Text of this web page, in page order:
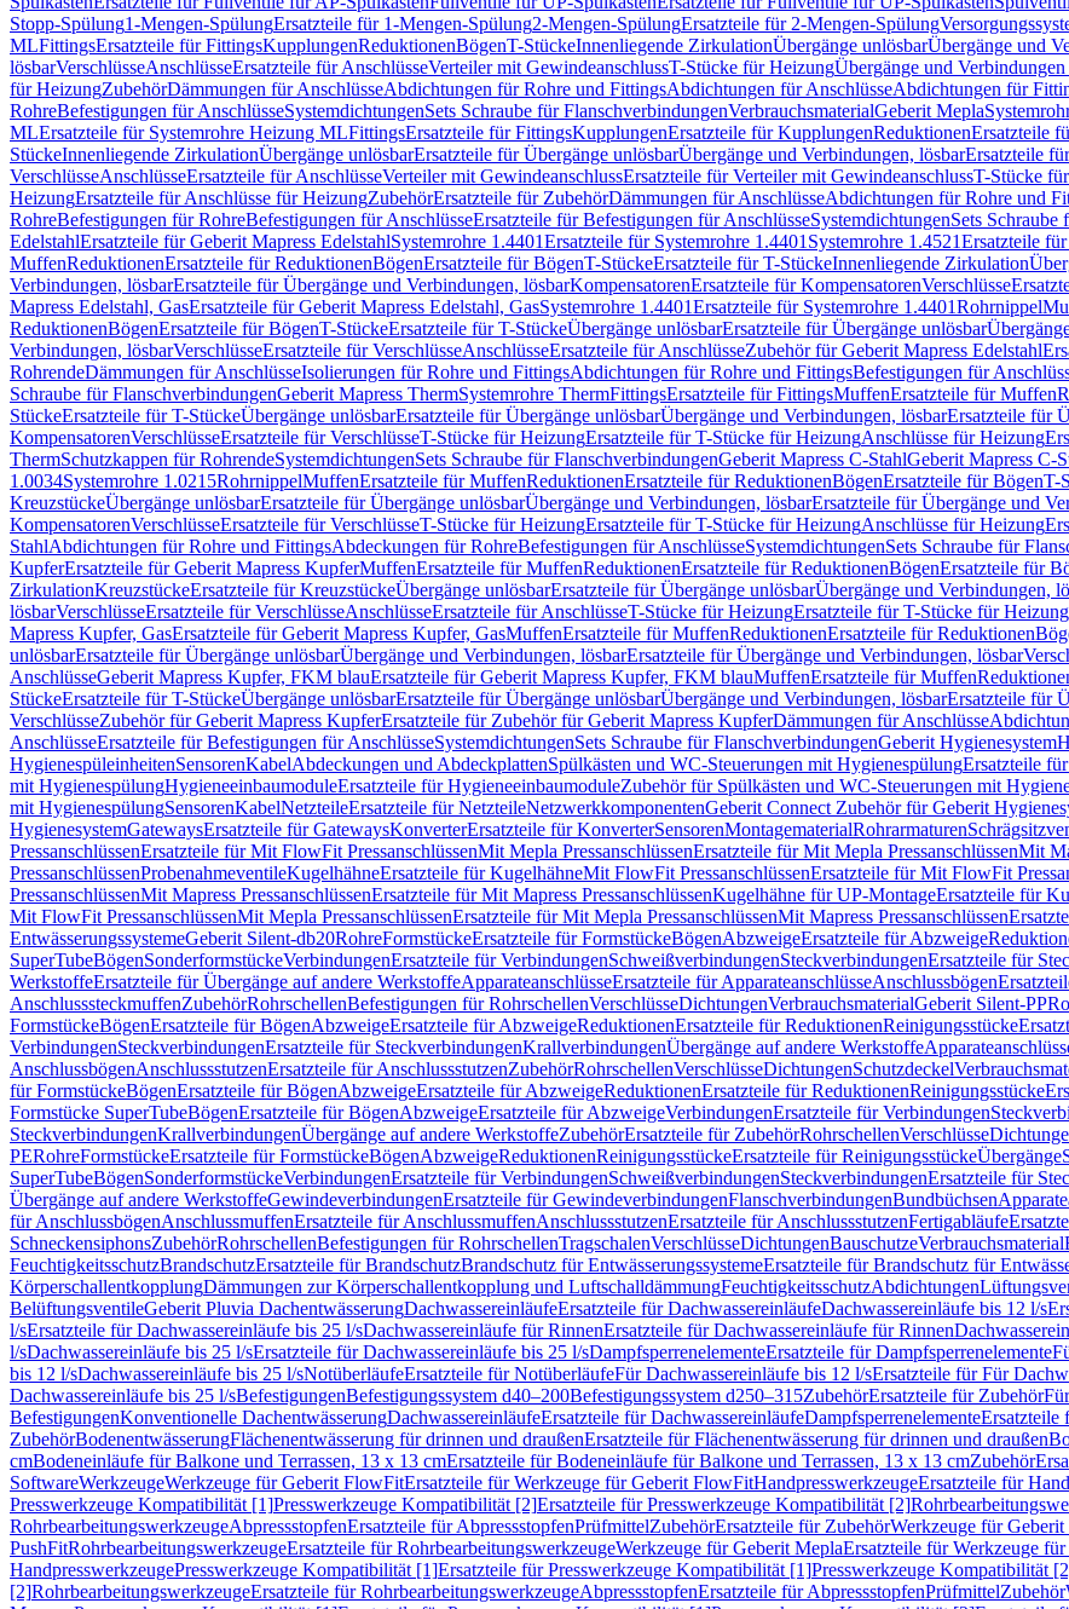
Stopp-Spülung1-Mengen-SpülungErsatzteile für 1-Mengen-Spülung2-Mengen-SpülungErsatzteile für 2-Mengen-Spülung
MLFittingsErsatzteile für FittingsKupplungenReduktionenBögenT-StückeInnenliegende ZirkulationÜbergänge unlösbarÜbergänge und
lösbarVerschlüsseAnschlüsseErsatzteile für AnschlüsseVerteiler mit GewindeanschlussT-Stücke für HeizungÜbergänge und
für HeizungZubehörDämmungen für AnschlüsseAbdichtungen für Rohre und FittingsAbdichtungen für AnschlüsseAbdichtungen für
RohreBefestigungen für AnschlüsseSystemdichtungenSets Schraube für FlanschverbindungenVerbrauchsmaterialGeberit Mepla
MLErsatzteile für Systemrohre Heizung MLFittingsErsatzteile für FittingsKupplungenErsatzteile für KupplungenReduktionenErsatzteile
StückeInnenliegende ZirkulationÜbergänge unlösbarErsatzteile für Übergänge unlösbarÜbergänge und Verbindungen, lösbarErsatzteile
VerschlüsseAnschlüsseErsatzteile für AnschlüsseVerteiler mit GewindeanschlussErsatzteile für Verteiler mit GewindeanschlussT-Stücke
HeizungErsatzteile für Anschlüsse für HeizungZubehörErsatzteile für ZubehörDämmungen für AnschlüsseAbdichtungen für Rohre und
RohreBefestigungen für RohreBefestigungen für AnschlüsseErsatzteile für Befestigungen für AnschlüsseSystemdichtungenSets Schraube
EdelstahlErsatzteile für Geberit Mapress EdelstahlSystemrohre 1.4401Ersatzteile für Systemrohre 1.4401 Systemrohre 1.4521Ersatzteile
MuffenReduktionenErsatzteile für ReduktionenBögenErsatzteile für BögenT-StückeErsatzteile für T-StückeInnenliegende Zirkulation
Verbindungen, lösbarErsatzteile für Übergänge und Verbindungen, lösbarKompensatorenErsatzteile für KompensatorenVerschlüsse
Mapress Edelstahl, GasErsatzteile für Geberit Mapress Edelstahl, GasSystemrohre 1.4401Ersatzteile für Systemrohre 1.4401Rohrnippel
ReduktionenBögenErsatzteile für BögenT-StückeErsatzteile für T-StückeÜbergänge unlösbarErsatzteile für Übergänge unlösbar
Verbindungen, lösbarVerschlüsseErsatzteile für VerschlüsseAnschlüsseErsatzteile für AnschlüsseZubehör für Geberit Mapress Edelstahl
RohrendeDämmungen für AnschlüsseIsolierungen für Rohre und FittingsAbdichtungen für Rohre und FittingsBefestigungen für
Schraube für FlanschverbindungenGeberit Mapress ThermSystemrohre ThermFittingsErsatzteile für FittingsMuffenErsatzteile für Muffen
StückeErsatzteile für T-StückeÜbergänge unlösbarErsatzteile für Übergänge unlösbarÜbergänge und Verbindungen, lösbarErsatzteile für
KompensatorenVerschlüsseErsatzteile für VerschlüsseT-Stücke für HeizungErsatzteile für T-Stücke für HeizungAnschlüsse für Heizung
ThermSchutzkappen für RohrendeSystemdichtungenSets Schraube für FlanschverbindungenGeberit Mapress C-StahlGeberit Mapress C-
1.0034Systemrohre 1.0215RohrnippelMuffenErsatzteile für MuffenReduktionenErsatzteile für ReduktionenBögenErsatzteile für BögenT-
KreuzstückeÜbergänge unlösbarErsatzteile für Übergänge unlösbarÜbergänge und Verbindungen, lösbarErsatzteile für Übergänge und
KompensatorenVerschlüsseErsatzteile für VerschlüsseT-Stücke für HeizungErsatzteile für T-Stücke für HeizungAnschlüsse für Heizung
StahlAbdichtungen für Rohre und FittingsAbdeckungen für RohreBefestigungen für AnschlüsseSystemdichtungenSets Schraube für
KupferErsatzteile für Geberit Mapress KupferMuffenErsatzteile für MuffenReduktionenErsatzteile für ReduktionenBögenErsatzteile für
ZirkulationKreuzstückeErsatzteile für KreuzstückeÜbergänge unlösbarErsatzteile für Übergänge unlösbarÜbergänge und Verbindungen,
lösbarVerschlüsseErsatzteile für VerschlüsseAnschlüsseErsatzteile für AnschlüsseT-Stücke für HeizungErsatzteile für T-Stücke für Heizung
Mapress Kupfer, GasErsatzteile für Geberit Mapress Kupfer, GasMuffenErsatzteile für MuffenReduktionenErsatzteile für Reduktionen
unlösbarErsatzteile für Übergänge unlösbarÜbergänge und Verbindungen, lösbarErsatzteile für Übergänge und Verbindungen, lösbar
AnschlüsseGeberit Mapress Kupfer, FKM blauErsatzteile für Geberit Mapress Kupfer, FKM blauMuffenErsatzteile für Muffen
StückeErsatzteile für T-StückeÜbergänge unlösbarErsatzteile für Übergänge unlösbarÜbergänge und Verbindungen, lösbarErsatzteile für
VerschlüsseZubehör für Geberit Mapress KupferErsatzteile für Zubehör für Geberit Mapress KupferDämmungen für Anschlüsse
AnschlüsseErsatzteile für Befestigungen für AnschlüsseSystemdichtungenSets Schraube für FlanschverbindungenGeberit Hygienesystem
HygienespüleinheitenSensorenKabelAbdeckungen und AbdeckplattenSpülkästen und WC-Steuerungen mit HygienespülungErsatzteile
mit HygienespülungHygieneeinbaumoduleErsatzteile für HygieneeinbaumoduleZubehör für Spülkästen und WC-Steuerungen mit
mit HygienespülungSensorenKabelNetzteileErsatzteile für NetzteileNetzwerkkomponentenGeberit Connect Zubehör für Geberit
HygienesystemGatewaysErsatzteile für GatewaysKonverterErsatzteile für KonverterSensorenMontagematerialRohrarmaturen
PressanschlüssenErsatzteile für Mit FlowFit PressanschlüssenMit Mepla PressanschlüssenErsatzteile für Mit Mepla PressanschlüssenMit
PressanschlüssenProbenahmeventileKugelhähneErsatzteile für KugelhähneMit FlowFit PressanschlüssenErsatzteile für Mit FlowFit
PressanschlüssenMit Mapress PressanschlüssenErsatzteile für Mit Mapress PressanschlüssenKugelhähne für UP-MontageErsatzteile für
Mit FlowFit PressanschlüssenMit Mepla PressanschlüssenErsatzteile für Mit Mepla PressanschlüssenMit Mapress Pressanschlüssen
EntwässerungssystemeGeberit Silent-db20RohreFormstückeErsatzteile für FormstückeBögenAbzweigeErsatzteile für Abzweige
SuperTubeBögenSonderformstückeVerbindungenErsatzteile für VerbindungenSchweißverbindungenSteckverbindungenErsatzteile für
WerkstoffeErsatzteile für Übergänge auf andere WerkstoffeApparateanschlüsseErsatzteile für ApparateanschlüsseAnschlussbögen
AnschlusssteckmuffenZubehörRohrschellenBefestigungen für RohrschellenVerschlüsseDichtungenVerbrauchsmaterialGeberit Silent-PP
FormstückeBögenErsatzteile für BögenAbzweigeErsatzteile für AbzweigeReduktionenErsatzteile für ReduktionenReinigungsstücke
VerbindungenSteckverbindungenErsatzteile für SteckverbindungenKrallverbindungenÜbergänge auf andere Werkstoffe
AnschlussbögenAnschlussstutzenErsatzteile für AnschlussstutzenZubehörRohrschellenVerschlüsseDichtungenSchutzdeckel
für FormstückeBögenErsatzteile für BögenAbzweigeErsatzteile für AbzweigeReduktionenErsatzteile für ReduktionenReinigungsstücke
Formstücke SuperTubeBögenErsatzteile für BögenAbzweigeErsatzteile für AbzweigeVerbindungenErsatzteile für Verbindungen
SteckverbindungenKrallverbindungenÜbergänge auf andere WerkstoffeZubehörErsatzteile für ZubehörRohrschellenVerschlüsse
PERohreFormstückeErsatzteile für FormstückeBögenAbzweigeReduktionenReinigungsstückeErsatzteile für ReinigungsstückeÜbergänge
SuperTubeBögenSonderformstückeVerbindungenErsatzteile für VerbindungenSchweißverbindungenSteckverbindungenErsatzteile für
Übergänge auf andere WerkstoffeGewindeverbindungenErsatzteile für GewindeverbindungenFlanschverbindungenBundbüchsen
für AnschlussbögenAnschlussmuffenErsatzteile für AnschlussmuffenAnschlussstutzenErsatzteile für AnschlussstutzenFertigabläufe
SchneckensiphonsZubehörRohrschellenBefestigungen für RohrschellenTragschalenVerschlüsseDichtungenBauschutzeVerbrauchsmaterial
FeuchtigkeitsschutzBrandschutzErsatzteile für BrandschutzBrandschutz für EntwässerungssystemeErsatzteile für Brandschutz für
KörperschallentkopplungDämmungen zur Körperschallentkopplung und LuftschalldämmungFeuchtigkeitsschutzAbdichtungen
BelüftungsventileGeberit Pluvia DachentwässerungDachwassereinläufeErsatzteile für DachwassereinläufeDachwassereinläufe bis 12 l/s
l/sErsatzteile für Dachwassereinläufe bis 25 l/sDachwassereinläufe für RinnenErsatzteile für Dachwassereinläufe für Rinnen
l/sDachwassereinläufe bis 25 l/sErsatzteile für Dachwassereinläufe bis 25 l/sDampfsperrenelementeErsatzteile für Dampfsperrenelemente
bis 12 l/sDachwassereinläufe bis 25 l/sNotüberläufeErsatzteile für NotüberläufeFür Dachwassereinläufe bis 12 l/sErsatzteile für Für
Dachwassereinläufe bis 25 l/sBefestigungenBefestigungssystem d40–200Befestigungssystem d250–315ZubehörErsatzteile für Zubehör
BefestigungenKonventionelle DachentwässerungDachwassereinläufeErsatzteile für DachwassereinläufeDampfsperrenelementeErsatzteile
ZubehörBodenentwässerungFlächenentwässerung für drinnen und draußenErsatzteile für Flächenentwässerung für drinnen und draußen
cmBodeneinläufe für Balkone und Terrassen, 13 x 13 cmErsatzteile für Bodeneinläufe für Balkone und Terrassen, 13 x 13 cmZubehör
SoftwareWerkzeugeWerkzeuge für Geberit FlowFitErsatzteile für Werkzeuge für Geberit FlowFitHandpresswerkzeugeErsatzteile für
Presswerkzeuge Kompatibilität [1]Presswerkzeuge Kompatibilität [2]Ersatzteile für Presswerkzeuge Kompatibilität [2]
RohrbearbeitungswerkzeugeAbpressstopfenErsatzteile für AbpressstopfenPrüfmittelZubehörErsatzteile für ZubehörWerkzeuge für Geberit
PushFitRohrbearbeitungswerkzeugeErsatzteile für RohrbearbeitungswerkzeugeWerkzeuge für Geberit MeplaErsatzteile für Werkzeuge
HandpresswerkzeugePresswerkzeuge Kompatibilität [1]Ersatzteile für Presswerkzeuge Kompatibilität [1]Presswerkzeuge Kompatibilität
[2]RohrbearbeitungswerkzeugeErsatzteile für RohrbearbeitungswerkzeugeAbpressstopfenErsatzteile für AbpressstopfenPrüfmittelZubehör